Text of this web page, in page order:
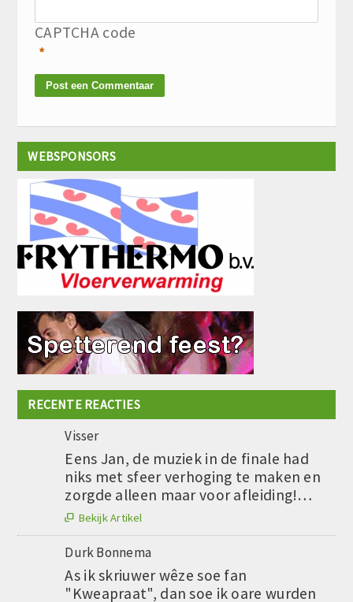
CAPTCHA code
*
WEBSPONSORS
RECENTE REACTIES
Visser
Eens Jan, de muziek in de finale had
niks met sfeer verhoging te maken en
zorgde alleen maar voor afleiding!…
 Bekijk Artikel
Durk Bonnema
As ik skriuwer wêze soe fan
"Kweapraat", dan soe ik oare wurden